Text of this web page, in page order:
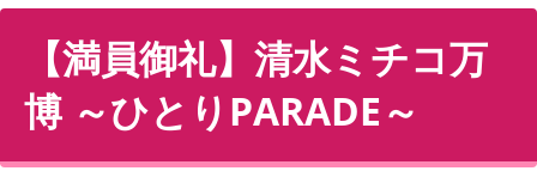
【満員御礼】清水ミチコ万
博 ～ひとりPARADE～